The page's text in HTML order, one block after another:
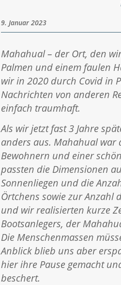
9. Januar 2023
Mahahual – der Ort, den
Palmen und einem faulen
wir in 2020 durch Covid in
Nachrichten von anderen
einfach traumhaft.
Als wir jetzt fast 3 Jahre
anders aus. Mahahual war
Bewohnern und einer
passten die Dimensionen
Sonnenliegen und die
Örtchens sowie zur Anzahl
und wir realisierten kurze
Bootsanlegers, der
Die Menschenmassen
Anblick blieb uns aber
hier ihre Pause gemacht
beschert.